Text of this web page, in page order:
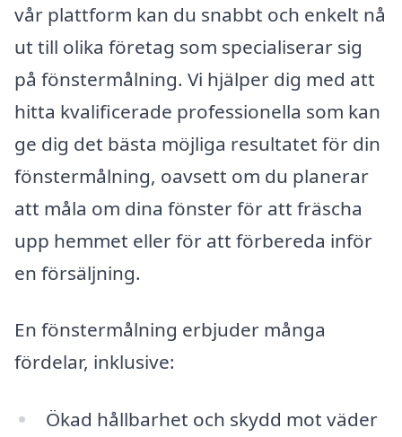
vår plattform kan du snabbt och enkelt nå
ut till olika företag som specialiserar sig
på fönstermålning. Vi hjälper dig med att
hitta kvalificerade professionella som kan
ge dig det bästa möjliga resultatet för din
fönstermålning, oavsett om du planerar
att måla om dina fönster för att fräscha
upp hemmet eller för att förbereda inför
en försäljning.
En fönstermålning erbjuder många
fördelar, inklusive:
Ökad hållbarhet och skydd mot väder